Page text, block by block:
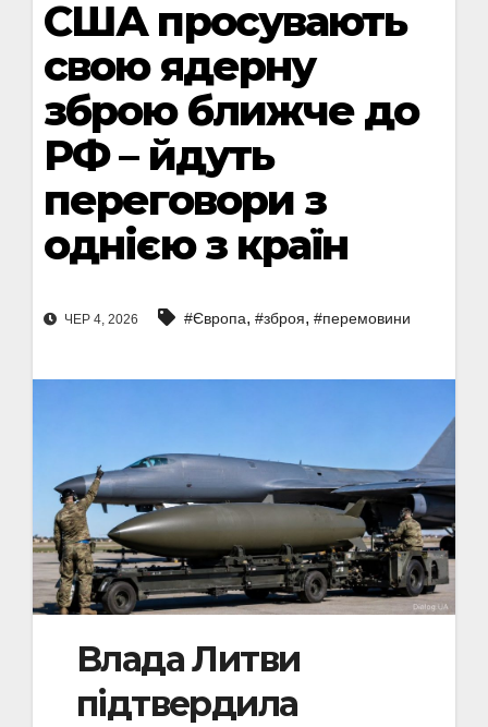
США просувають
свою ядерну
зброю ближче до
РФ – йдуть
переговори з
однією з країн
ЧЕР 4, 2026 #Європа, #зброя, #перемовини
Влада Литви
підтвердила